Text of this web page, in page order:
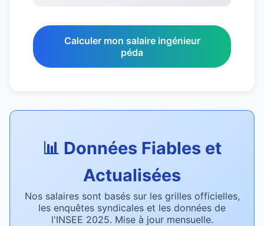
Calculer mon salaire ingénieur
péda
📊 Données Fiables et
Actualisées
Nos salaires sont basés sur les grilles officielles,
les enquêtes syndicales et les données de
l'INSEE 2025. Mise à jour mensuelle.